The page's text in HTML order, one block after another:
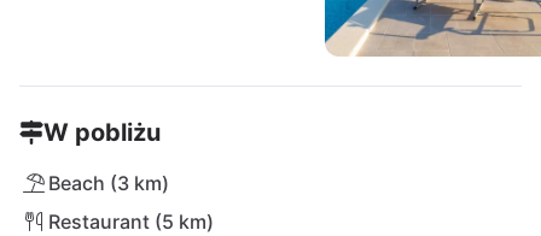
W pobliżu
Beach (3 km)
Restaurant (5 km)